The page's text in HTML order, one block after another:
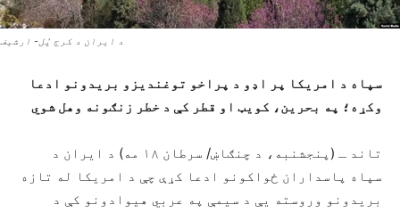
د ایران د کرج پُل- ارشیف
سپاه د امریکا پر اډو د پراخو توغندیزو بریدونو ادعا
وکړه؛ په بحرین، کویټ او قطر کې د خطر زنګونه وهل شوي
تاند ـ (پنجشنبه، د چنګاښ/ سرطان ۱۸ مه) د ایران د
سپاه پاسداران ځواکونو ادعا کړې چې د امریکا له تازه
بریدونو وروسته یې د سیمې په عربي هیوادونو کې د